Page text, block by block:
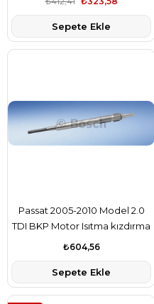
Sepete Ekle
Passat 2005-2010 Model 2.0
TDI BKP Motor Isıtma kızdırma
buji Bosch Marka
₺604,56
Sepete Ekle